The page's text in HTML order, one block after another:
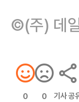
©(주) 데
0 0 기사 공